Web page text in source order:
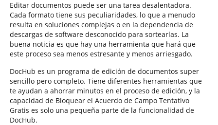
Editar documentos puede ser una tarea desalentadora.
Cada formato tiene sus peculiaridades, lo que a menudo
resulta en soluciones complejas o en la dependencia de
descargas de software desconocido para sortearlas. La
buena noticia es que hay una herramienta que hará que
este proceso sea menos estresante y menos arriesgado.
DocHub es un programa de edición de documentos super
sencillo pero completo. Tiene diferentes herramientas que
te ayudan a ahorrar minutos en el proceso de edición, y la
capacidad de Bloquear el Acuerdo de Campo Tentativo
Gratis es solo una pequeña parte de la funcionalidad de
DocHub.